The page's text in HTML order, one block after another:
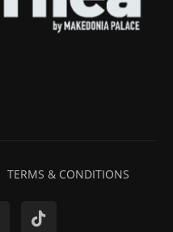
TERMS & CONDITIONS